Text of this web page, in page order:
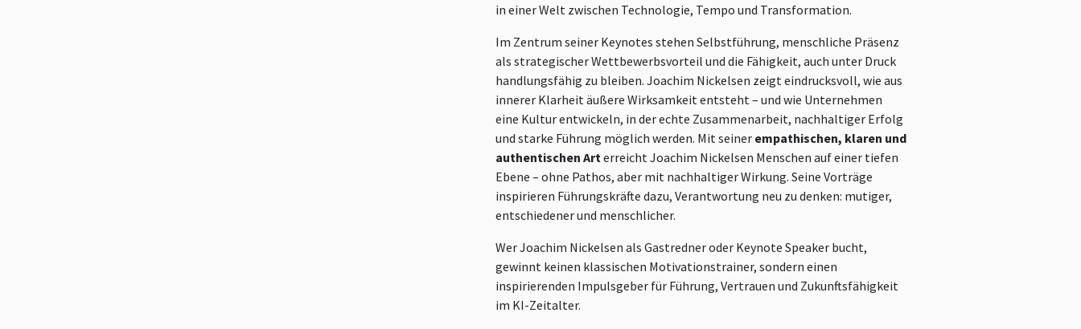
in einer Welt zwischen Technologie, Tempo und Transformation.
Im Zentrum seiner Keynotes stehen Selbstführung, menschliche Präsenz
als strategischer Wettbewerbsvorteil und die Fähigkeit, auch unter Druck
handlungsfähig zu bleiben. Joachim Nickelsen zeigt eindrucksvoll, wie aus
innerer Klarheit äußere Wirksamkeit entsteht – und wie Unternehmen
eine Kultur entwickeln, in der echte Zusammenarbeit, nachhaltiger Erfolg
und starke Führung möglich werden. Mit seiner empathischen, klaren und
authentischen Arterreicht Joachim Nickelsen Menschen auf einer tiefen
Ebene – ohne Pathos, aber mit nachhaltiger Wirkung. Seine Vorträge
inspirieren Führungskräfte dazu, Verantwortung neu zu denken: mutiger,
entschiedener und menschlicher.
Wer Joachim Nickelsen als Gastredner oder Keynote Speaker bucht,
gewinnt keinen klassischen Motivationstrainer, sondern einen
inspirierenden Impulsgeber für Führung, Vertrauen und Zukunftsfähigkeit
im KI-Zeitalter.